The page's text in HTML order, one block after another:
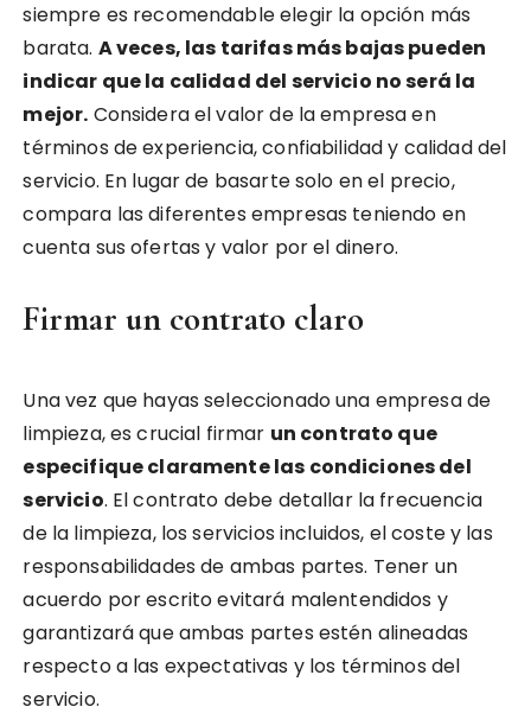
siempre es recomendable elegir la opción más
barata. A veces, las tarifas más bajas pueden
indicar que la calidad del servicio no será la
mejor. Considera el valor de la empresa en
términos de experiencia, confiabilidad y calidad del
servicio. En lugar de basarte solo en el precio,
compara las diferentes empresas teniendo en
cuenta sus ofertas y valor por el dinero.
Firmar un contrato claro
Una vez que hayas seleccionado una empresa de
limpieza, es crucial firmar un contrato que
especifique claramente las condiciones del
servicio. El contrato debe detallar la frecuencia
de la limpieza, los servicios incluidos, el coste y las
responsabilidades de ambas partes. Tener un
acuerdo por escrito evitará malentendidos y
garantizará que ambas partes estén alineadas
respecto a las expectativas y los términos del
servicio.